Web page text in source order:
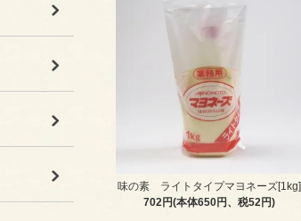
味の素 ライトタイプマヨネーズ[1kg]
702円(本体650円、税52円)